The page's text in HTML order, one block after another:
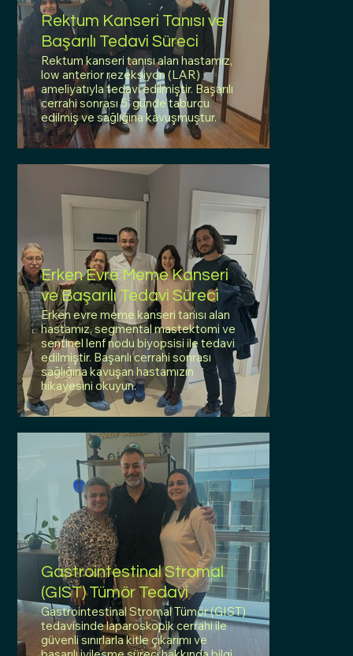
Rektum Kanseri Tanısı ve
Başarılı Tedavi Süreci
Rektum kanseri tanısı alan hastamız,
low anterior rezeksiyon (LAR)
ameliyatıyla tedavi edilmiştir. Başarılı
cerrahi sonrası 5. günde taburcu
edilmiş ve sağlığına kavuşmuştur.
Erken Evre Meme Kanseri
ve Başarılı Tedavi Süreci
Erken evre meme kanseri tanısı alan
hastamız, segmental mastektomi ve
sentinel lenf nodu biyopsisi ile tedavi
edilmiştir. Başarılı cerrahi sonrası
sağlığına kavuşan hastamızın
hikayesini okuyun.
Gastrointestinal Stromal
(GIST) Tümör Tedavi
Gastrointestinal Stromal Tümör (GIST)
tedavisinde laparoskopik cerrahi ile
güvenli sınırlarla kitle çıkarımı ve